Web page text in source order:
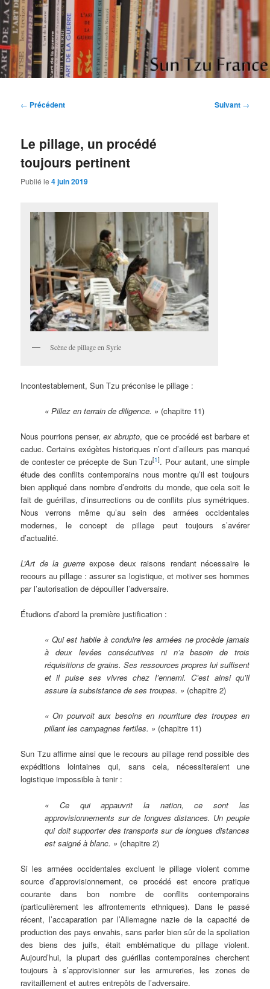
Aller
au
contenu
principalSun Tzu France
Etudes et réflexions sur "L'art de la guerre" de Sun Tzu
Navigation
← Précédent Suivant →
Le pillage, un procédé
toujours pertinent
Publié le4 juin 2019
Scène de pillage en Syrie
Incontestablement, Sun Tzu préconise le pillage :
« Pillez en terrain de diligence. » (chapitre 11)
Nous pourrions penser,ex abrupto, que ce procédé est barbare et
caduc. Certains exégètes historiques n’ont d’ailleurs pas manqué
de contester ce précepte de Sun Tzu[1]. Pour autant, une simple
étude des conflits contemporains nous montre qu’il est toujours
bien appliqué dans nombre d’endroits du monde, que cela soit le
fait de guérillas, d’insurrections ou de conflits plus symétriques.
Nous verrons même qu’au sein des armées occidentales
modernes, le concept de pillage peut toujours s’avérer
d’actualité.
L’Art de la guerreexpose deux raisons rendant nécessaire le
recours au pillage : assurer sa logistique, et motiver ses hommes
par l’autorisation de dépouiller l’adversaire.
Étudions d’abord la première justification :
« Qui est habile à conduire les armées ne procède jamais
à deux levées consécutives ni n’a besoin de trois
réquisitions de grains. Ses ressources propres lui suffisent
et il puise ses vivres chez l’ennemi. C’est ainsi qu’il
assure la subsistance de ses troupes. » (chapitre 2)
« On pourvoit aux besoins en nourriture des troupes en
pillant les campagnes fertiles. » (chapitre 11)
Sun Tzu affirme ainsi que le recours au pillage rend possible des
expéditions lointaines qui, sans cela, nécessiteraient une
logistique impossible à tenir :
« Ce qui appauvrit la nation, ce sont les
approvisionnements sur de longues distances. Un peuple
qui doit supporter des transports sur de longues distances
est saigné à blanc. » (chapitre 2)
Si les armées occidentales excluent le pillage violent comme
source d’approvisionnement, ce procédé est encore pratique
courante dans bon nombre de conflits contemporains
(particulièrement les affrontements ethniques). Dans le passé
récent, l’accaparation par l’Allemagne nazie de la capacité de
production des pays envahis, sans parler bien sûr de la spoliation
des biens des juifs, était emblématique du pillage violent.
Aujourd’hui, la plupart des guérillas contemporaines cherchent
toujours à s’approvisionner sur les armureries, les zones de
ravitaillement et autres entrepôts de l’adversaire.